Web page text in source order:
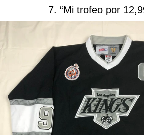
7. “Mi trofeo por